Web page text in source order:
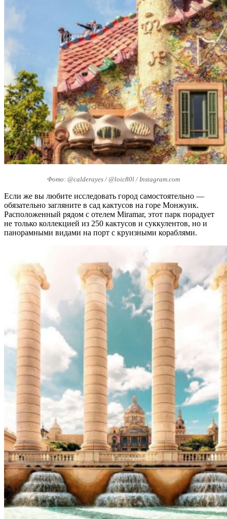
Фото: @calderayes / @loic80l / Instagram.com
Если же вы любите исследовать город самостоятельно —
обязательно загляните в сад кактусов на горе Монжуик.
Расположенный рядом с отелем Miramar, этот парк порадует
не только коллекцией из 250 кактусов и суккулентов, но и
панорамными видами на порт с круизными кораблями.